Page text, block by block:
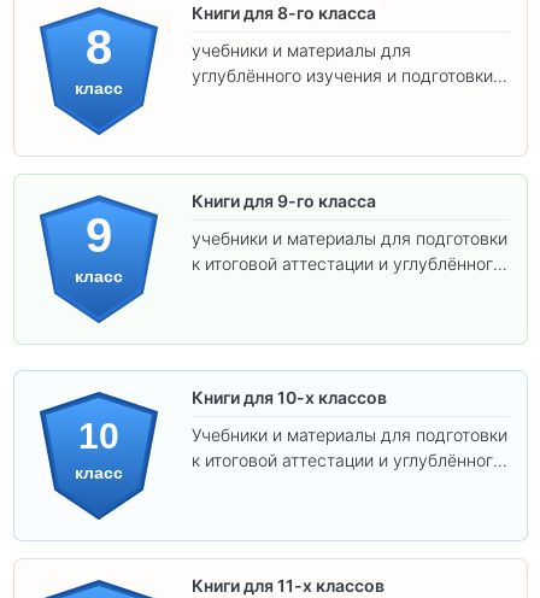
8
класс
Книги для 8-го класса
учебники и материалы для
углублённого изучения и подготовки к
9
класс
Книги для 9-го класса
учебники и материалы для подготовки
к итоговой аттестации и углублённого
10
класс
Книги для 10-х классов
Учебники и материалы для подготовки
к итоговой аттестации и углублённого
Книги для 11-х классов